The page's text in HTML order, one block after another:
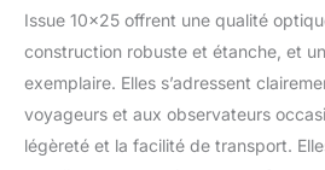
Issue 10×25 offrent une qualité
construction robuste et étanche, et
exemplaire. Elles s’adressent
voyageurs et aux observateurs
légèreté et la facilité de transport.